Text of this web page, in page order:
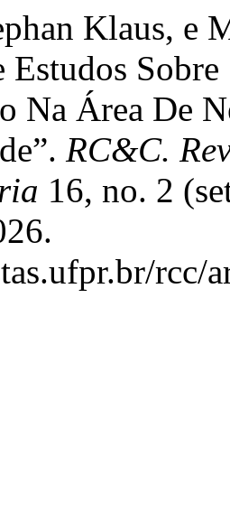
Klaus, e
Estudos
Na Área De
RC&C.
16, no. 2
rcc/